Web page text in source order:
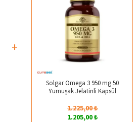
+
Solgar Omega 3 950 mg 50
Yumuşak Jelatinli Kapsül
1.225,00 ₺
1.205,00 ₺